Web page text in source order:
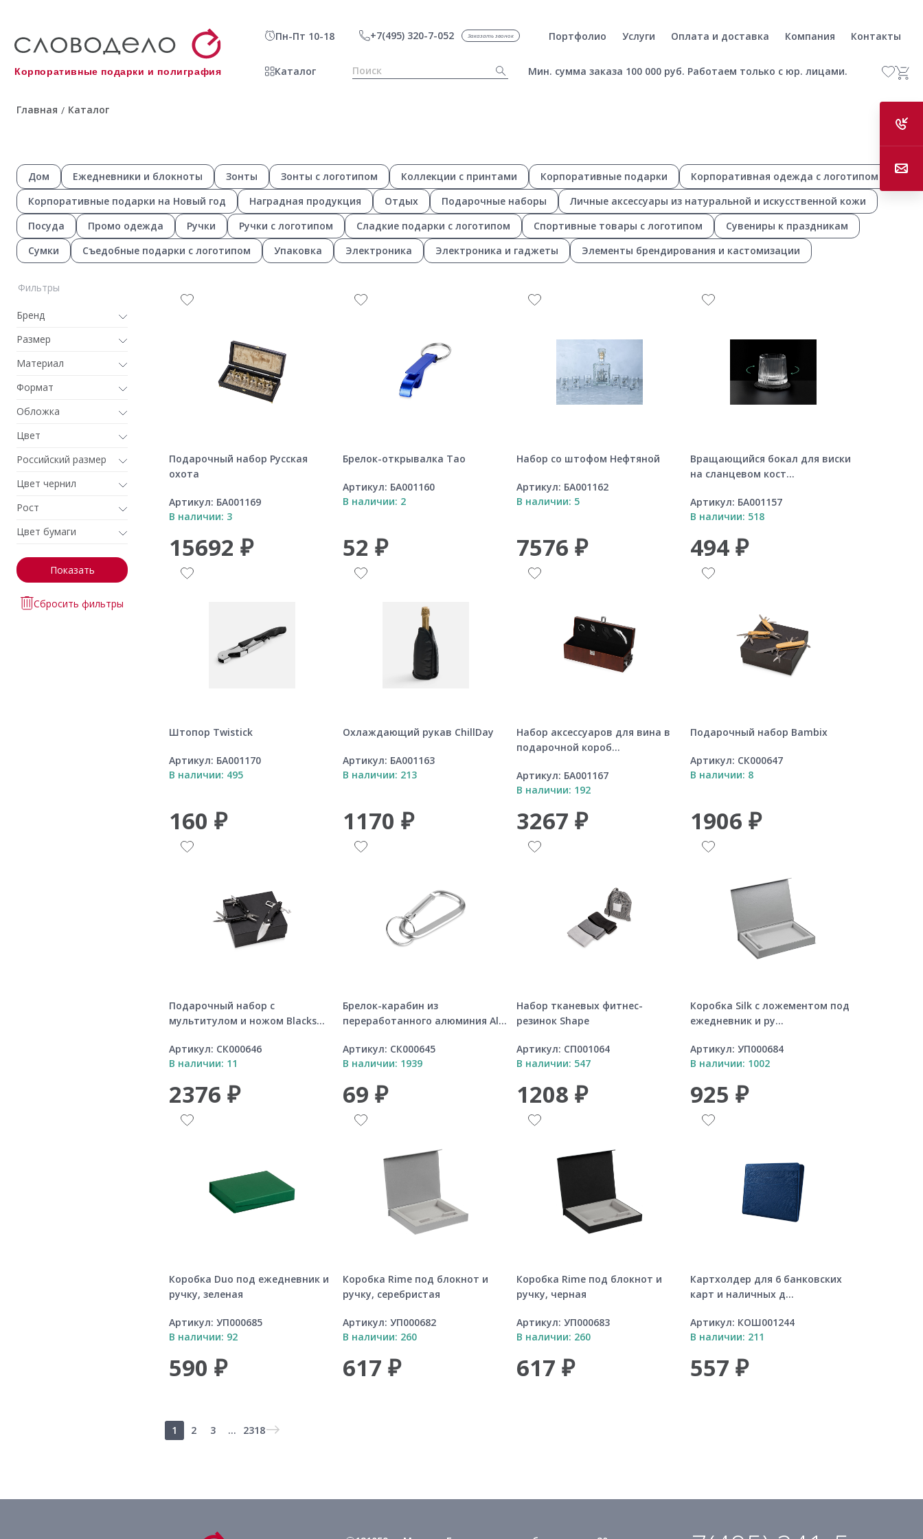
Корпоративные подарки и полиграфия
Пн-Пт 10-18 +7(495) 320-7-052 Заказать звонок Портфолио Услуги Оплата и доставка Компания Контакты
Каталог Мин. сумма заказа 100 000 руб. Работаем только с юр. лицами.
Главная / Каталог
Дом Ежедневники и блокноты Зонты Зонты с логотипом Коллекции с принтами Корпоративные подарки
Корпоративная одежда с логотипом
Корпоративные подарки на Новый год
Наградная продукция Отдых Подарочные наборы
Личные аксессуары из натуральной и искусственной кожи
Посуда
Промо одежда Ручки Ручки с логотипом Сладкие подарки с логотипом Спортивные товары с логотипом
Сувениры к праздникам
Сумки
Съедобные подарки с логотипом Упаковка Электроника Электроника и гаджеты Элементы брендирования и кастомизации
Фильтры
Бренд
Размер
Материал
Формат
Обложка
Цвет
Российский размер
Цвет чернил
Рост
Цвет бумаги
Показать
Сбросить фильтры
15692 ₽
Подарочный набор Русская
охота
Артикул: БА001169
В наличии: 3
52 ₽
Брелок-открывалка Tao
Артикул: БА001160
В наличии: 2
7576 ₽
Набор со штофом Нефтяной
Артикул: БА001162
В наличии: 5
494 ₽
Вращающийся бокал для виски
на сланцевом кост...
Артикул: БА001157
В наличии: 518
160 ₽
Штопор Twistick
Артикул: БА001170
В наличии: 495
1170 ₽
Охлаждающий рукав ChillDay
Артикул: БА001163
В наличии: 213
3267 ₽
Набор аксессуаров для вина в
подарочной короб...
Артикул: БА001167
В наличии: 192
1906 ₽
Подарочный набор Bambix
Артикул: СК000647
В наличии: 8
2376 ₽
Подарочный набор с
мультитулом и ножом Blacks...
Артикул: СК000646
В наличии: 11
69 ₽
Брелок-карабин из
переработанного алюминия Al...
Артикул: СК000645
В наличии: 1939
1208 ₽
Набор тканевых фитнес-
резинок Shape
Артикул: СП001064
В наличии: 547
925 ₽
Коробка Silk с ложементом под
ежедневник и ру...
Артикул: УП000684
В наличии: 1002
590 ₽
Коробка Duo под ежедневник и
ручку, зеленая
Артикул: УП000685
В наличии: 92
617 ₽
Коробка Rime под блокнот и
ручку, серебристая
Артикул: УП000682
В наличии: 260
617 ₽
Коробка Rime под блокнот и
ручку, черная
Артикул: УП000683
В наличии: 260
557 ₽
Картхолдер для 6 банковских
карт и наличных д...
Артикул: КОШ001244
В наличии: 211
1 2 3 ... 2318